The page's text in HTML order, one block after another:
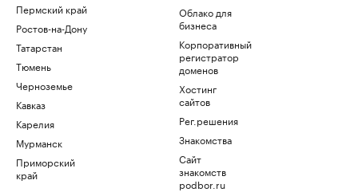
Пермский край
Ростов-на-Дону
Татарстан
Тюмень
Черноземье
Кавказ
Карелия
Мурманск
Приморский
край
Облако для
бизнеса
Корпоративный
регистратор
доменов
Хостинг
сайтов
Рег.решения
Знакомства
Сайт
знакомств
podbor.ru